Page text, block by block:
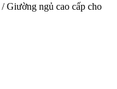
/ Giường ngủ cao cấp cho